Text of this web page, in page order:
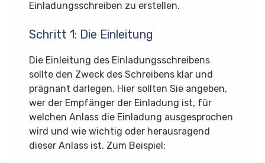
Einladungsschreiben zu erstellen.
Schritt 1: Die Einleitung
Die Einleitung des Einladungsschreibens
sollte den Zweck des Schreibens klar und
prägnant darlegen. Hier sollten Sie angeben,
wer der Empfänger der Einladung ist, für
welchen Anlass die Einladung ausgesprochen
wird und wie wichtig oder herausragend
dieser Anlass ist. Zum Beispiel: